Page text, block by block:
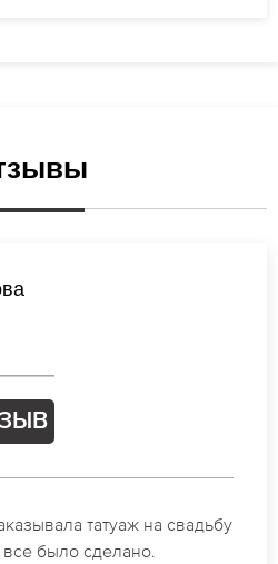
своего дела по
Замечательный